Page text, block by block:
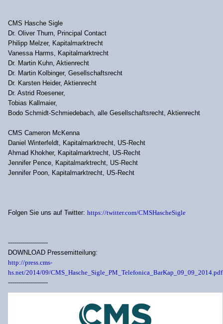
CMS Hasche Sigle
Dr. Oliver Thurn, Principal Contact
Philipp Melzer, Kapitalmarktrecht
Vanessa Harms, Kapitalmarktrecht
Dr. Martin Kuhn, Aktienrecht
Dr. Martin Kolbinger, Gesellschaftsrecht
Dr. Karsten Heider, Aktienrecht
Dr. Astrid Roesener,
Tobias Kallmaier,
Bodo Schmidt-Schmiedebach, alle Gesellschaftsrecht, Aktienrecht
CMS Cameron McKenna
Daniel Winterfeldt, Kapitalmarktrecht, US-Recht
Ahmad Khokher, Kapitalmarktrecht, US-Recht
Jennifer Pence, Kapitalmarktrecht, US-Recht
Jennifer Poon, Kapitalmarktrecht, US-Recht
Folgen Sie uns auf Twitter: https://twitter.com/CMSHascheSigle
--------------------
DOWNLOAD Pressemitteilung:
http://press.cms-
hs.net/2014/09/CMS_Hasche_Sigle_PM_Telefonica_BarKap_09_09_2014.pdf
--------------------